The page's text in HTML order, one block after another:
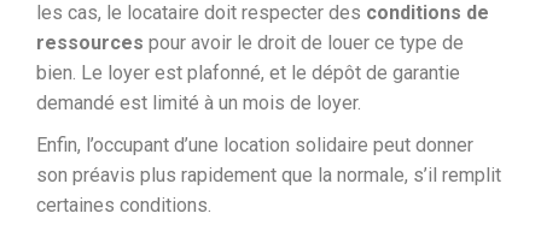
les cas, le locataire doit respecter des conditions de
ressources pour avoir le droit de louer ce type de
bien. Le loyer est plafonné, et le dépôt de garantie
demandé est limité à un mois de loyer.
Enfin, l’occupant d’une location solidaire peut donner
son préavis plus rapidement que la normale, s’il remplit
certaines conditions.